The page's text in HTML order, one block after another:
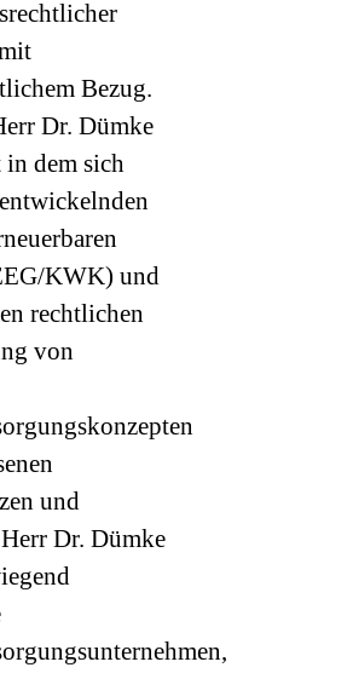
Bezug.
Dr. Dümke
dem sich
KWK) und
rechtlichen
von
und
Dr. Dümke